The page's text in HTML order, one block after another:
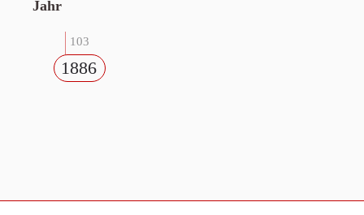
Jahr
103
1886